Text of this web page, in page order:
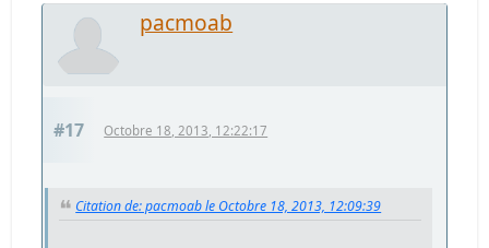
pacmoab
#17 Octobre 18, 2013, 12:22:17
Citation de: pacmoab le Octobre 18, 2013, 12:09:39